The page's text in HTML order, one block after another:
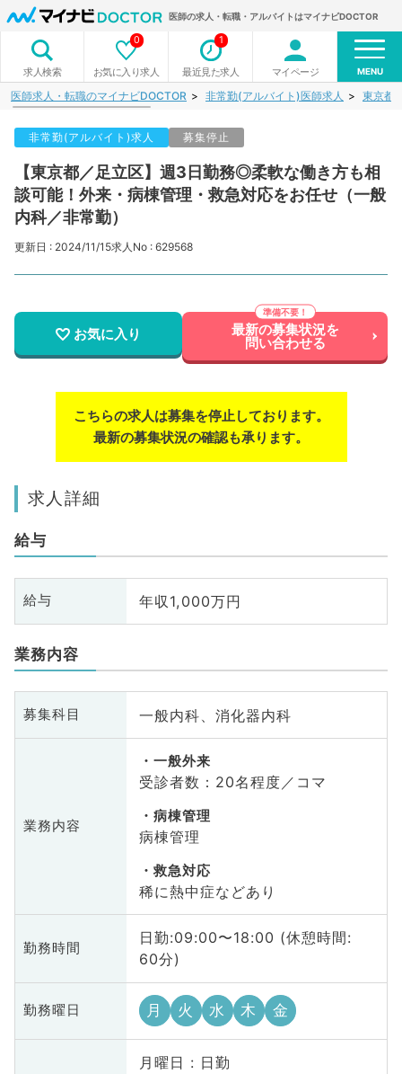
医師の求人・転職・アルバイトはマイナビDOCTOR
求人検索 お気に入り求人
0
最近見た求人
1
マイページ MENU
医師求人・転職のマイナビDOCTOR 非常勤(アルバイト)医師求人 東京都
非常勤(アルバイト)求人 募集停止
【東京都／足立区】週3日勤務◎柔軟な働き方も相
談可能！外来・病棟管理・救急対応をお任せ（一般
内科／非常勤）
更新日 : 2024/11/15求人No : 629568
お気に入り 最新の募集状況を
問い合わせる
こちらの求人は募集を停止しております。
最新の募集状況の確認も承ります。
求人詳細
給与
給与 年収1,000万円
業務内容
募集科目 一般内科、消化器内科
業務内容
一般外来
受診者数：20名程度／コマ
病棟管理
病棟管理
救急対応
稀に熱中症などあり
勤務時間
日勤:09:00〜18:00 (休憩時間:
60分)
勤務曜日 月 火 水 木 金
月曜日 : 日勤